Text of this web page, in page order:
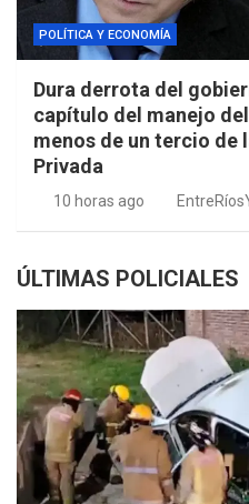
POLÍTICA Y ECONOMÍA
Dura derrota del
capítulo del manejo
menos de un tercio de
Privada
10 horas ago
ÚLTIMAS POLICIALES